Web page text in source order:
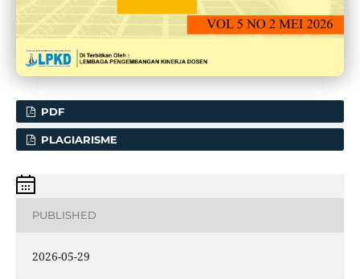
PDF
PLAGIARISME
PUBLISHED
2026-05-29